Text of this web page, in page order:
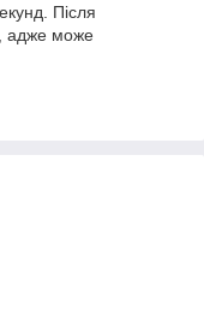
Після
адже може